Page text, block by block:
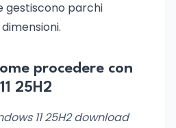
gestiscono parchi
procedere con
25H2
11 25H2 download